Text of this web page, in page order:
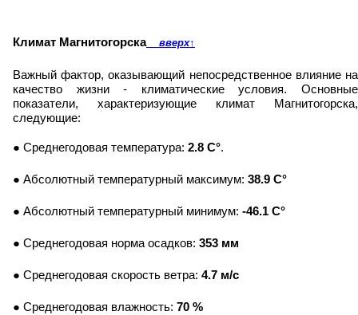
Климат Магнитогорскавверх↑
Важный фактор, оказывающий непосредственное влияние на
качество жизни - климатические условия. Основные
показатели, характеризующие климат Магнитогорска,
следующие:
● Среднегодовая температура: 2.8 C°.
● Абсолютный температурный максимум: 38.9 C°
● Абсолютный температурный минимум: -46.1 C°
● Среднегодовая норма осадков: 353 мм
● Среднегодовая скорость ветра: 4.7 м/с
● Среднегодовая влажность: 70 %